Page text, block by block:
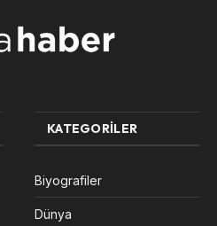
KATEGORILER
Biyografiler
Dünya